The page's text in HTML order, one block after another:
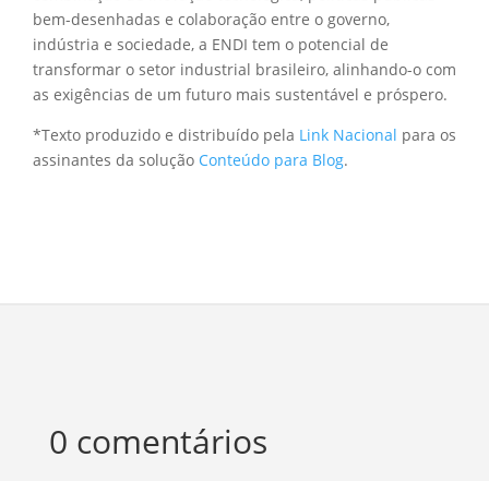
bem-desenhadas e colaboração entre o governo,
indústria e sociedade, a ENDI tem o potencial de
transformar o setor industrial brasileiro, alinhando-o com
as exigências de um futuro mais sustentável e próspero.
*Texto produzido e distribuído pela Link Nacional para os
assinantes da solução Conteúdo para Blog.
0 comentários